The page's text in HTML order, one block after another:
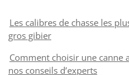
Les calibres de chasse les
gros gibier
Comment choisir une canne
nos conseils d’experts